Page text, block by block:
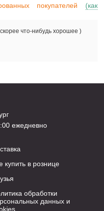
покупателей (как
что-нибудь хорошее )
ежедневно
купить в рознице
обработки
данных и